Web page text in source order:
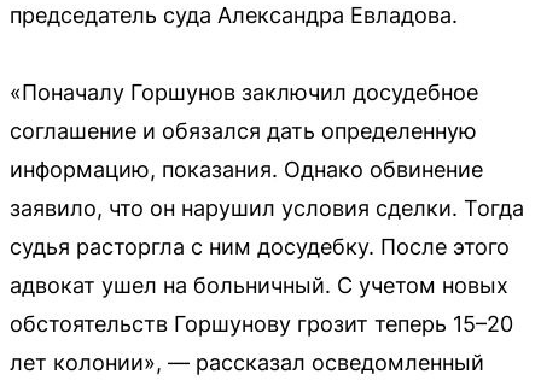
председатель суда Александра Евладова.
«Поначалу Горшунов заключил досудебное
соглашение и обязался дать определенную
информацию, показания. Однако обвинение
заявило, что он нарушил условия сделки. Тогда
судья расторгла с ним досудебку. После этого
адвокат ушел на больничный. С учетом новых
обстоятельств Горшунову грозит теперь 15–20
лет колонии», — рассказал осведомленный